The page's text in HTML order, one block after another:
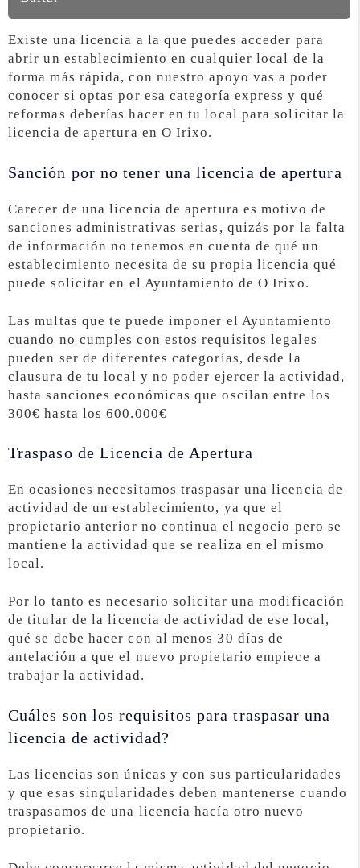
Existe una licencia a la que puedes acceder para
abrir un establecimiento en cualquier local de la
forma más rápida, con nuestro apoyo vas a poder
conocer si optas por esa categoría express y qué
reformas deberías hacer en tu local para solicitar la
licencia de apertura en O Irixo.
Sanción por no tener una licencia de apertura
Carecer de una licencia de apertura es motivo de
sanciones administrativas serias, quizás por la falta
de información no tenemos en cuenta de qué un
establecimiento necesita de su propia licencia qué
puede solicitar en el Ayuntamiento de O Irixo.
Las multas que te puede imponer el Ayuntamiento
cuando no cumples con estos requisitos legales
pueden ser de diferentes categorías, desde la
clausura de tu local y no poder ejercer la actividad,
hasta sanciones económicas que oscilan entre los
300€ hasta los 600.000€
Traspaso de Licencia de Apertura
En ocasiones necesitamos traspasar una licencia de
actividad de un establecimiento, ya que el
propietario anterior no continua el negocio pero se
mantiene la actividad que se realiza en el mismo
local.
Por lo tanto es necesario solicitar una modificación
de titular de la licencia de actividad de ese local,
qué se debe hacer con al menos 30 días de
antelación a que el nuevo propietario empiece a
trabajar la actividad.
Cuáles son los requisitos para traspasar una
licencia de actividad?
Las licencias son únicas y con sus particularidades
y que esas singularidades deben mantenerse cuando
traspasamos de una licencia hacía otro nuevo
propietario.